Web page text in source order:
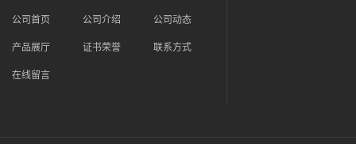
公司首页 公司介绍 公司动态
产品展厅 证书荣誉 联系方式
在线留言